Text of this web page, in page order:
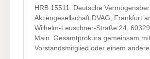
HRB 15511: Deutsche
Aktiengesellschaft DVAG, Frankfurt
Wilhelm-Leuschner-Straße 24,
Main. Gesamtprokura gemeinsam
Vorstandsmitglied oder einem